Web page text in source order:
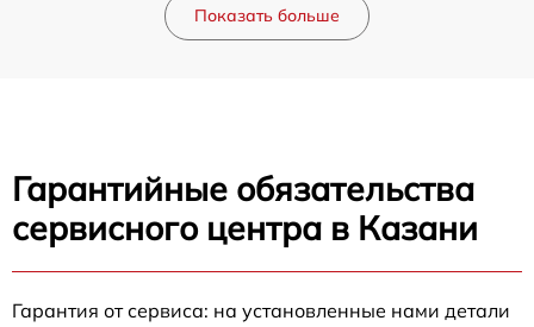
Показать больше
Гарантийные обязательства
сервисного центра в Казани
Гарантия от сервиса: на установленные нами детали